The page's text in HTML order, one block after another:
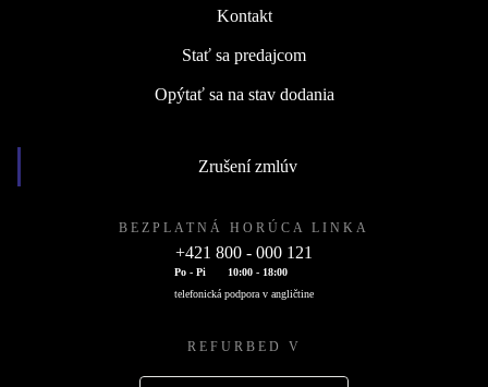
Kontakt
Stať sa predajcom
Opýtať sa na stav dodania
Zrušení zmlúv
BEZPLATNÁ HORÚCA LINKA
+421 800 - 000 121
Po - Pi
10:00 - 18:00
telefonická podpora v angličtine
REFURBED V